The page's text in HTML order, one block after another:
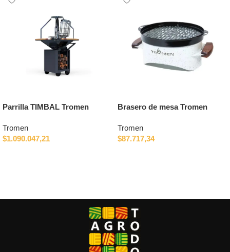
Parrilla TIMBAL Tromen
Tromen
$1.090.047,21
Brasero de mesa Tromen
Tromen
$87.717,34